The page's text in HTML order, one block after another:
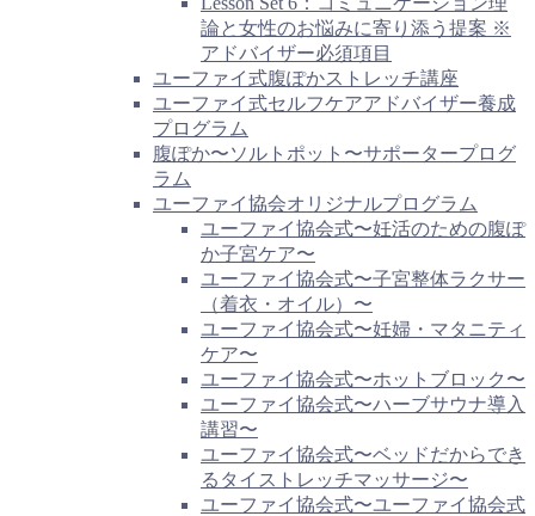
論と女性のお悩みに寄り添う提案 ※
アドバイザー必須項目
ユーファイ式腹ぽかストレッチ講座
ユーファイ式セルフケアアドバイザー養成
プログラム
腹ぽか〜ソルトポット〜サポータープログ
ラム
ユーファイ協会オリジナルプログラム
ユーファイ協会式〜妊活のための腹ぽ
か子宮ケア〜
ユーファイ協会式〜子宮整体ラクサー
（着衣・オイル）〜
ユーファイ協会式〜妊婦・マタニティ
ケア〜
ユーファイ協会式〜ホットブロック〜
ユーファイ協会式〜ハーブサウナ導入
講習〜
ユーファイ協会式〜ベッドだからでき
るタイストレッチマッサージ〜
ユーファイ協会式〜ユーファイ協会式